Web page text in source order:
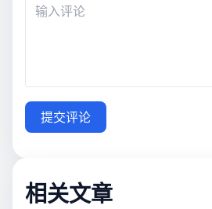
提交评论
相关文章